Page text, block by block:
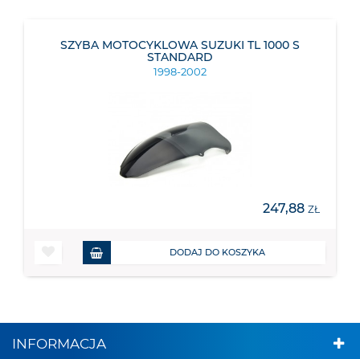
SZYBA MOTOCYKLOWA SUZUKI TL 1000 S
STANDARD
1998-2002
247,88 ZŁ
DODAJ DO KOSZYKA
INFORMACJA